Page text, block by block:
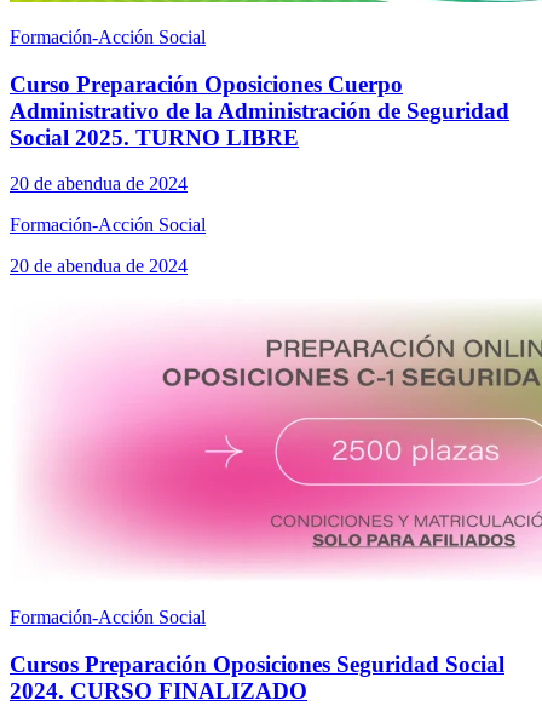
Formación-Acción Social
Curso Preparación Oposiciones Cuerpo
Administrativo de la Administración de Seguridad
Social 2025. TURNO LIBRE
20 de abendua de 2024
Formación-Acción Social
20 de abendua de 2024
Formación-Acción Social
Cursos Preparación Oposiciones Seguridad Social
2024. CURSO FINALIZADO